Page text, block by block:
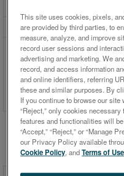
並外れた新し
XRF分析を再
装置
アプリケーションブリ
This site uses cookies, pixels,
are provided by third parties, to
measure, analyze, and improve
record user sessions and
advertising and marketing. We
record, and access information
and online identifiers, referring
these and similar purposes. By
If you continue to browse our
“Reject,” only cookies
features and functionalities will
“Accept,” “Reject,” or “Manage
our Privacy Policy available
Cookie Policy, andTerms of Use